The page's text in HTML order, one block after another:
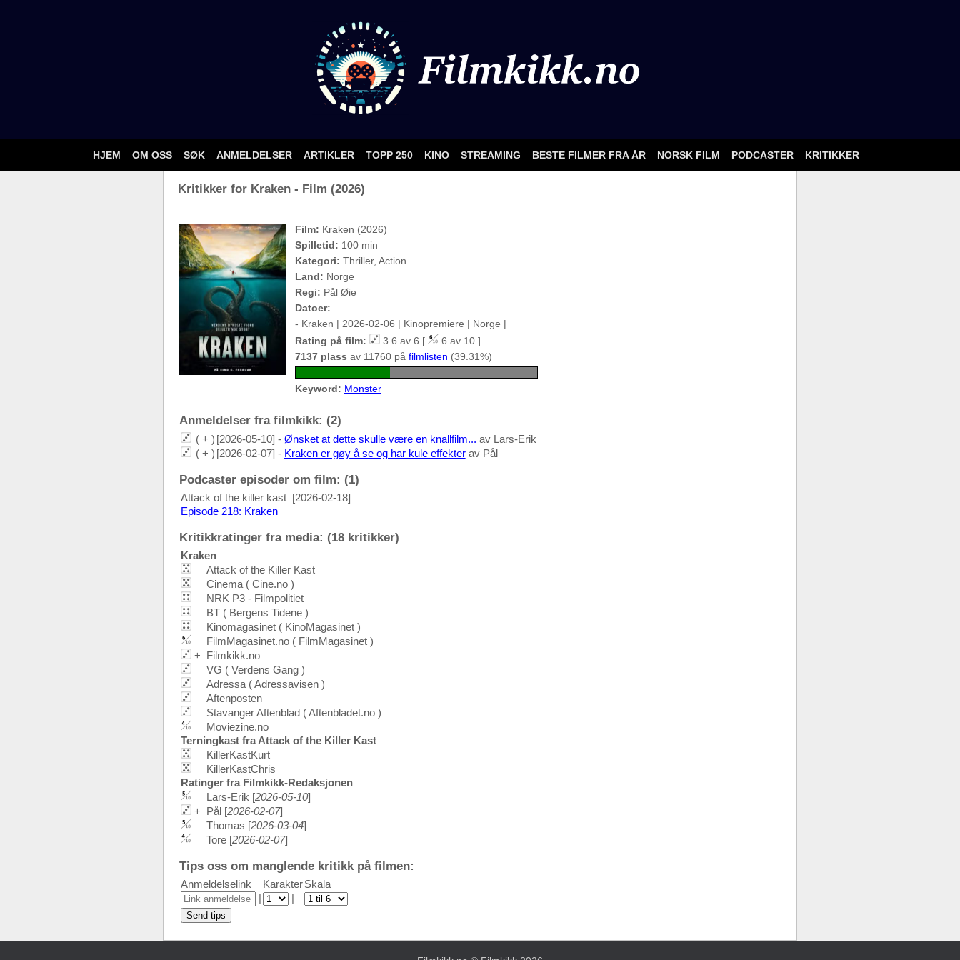
HJEM OM OSS SØK ANMELDELSER ARTIKLER TOPP 250 KINO STREAMING BESTE FILMER FRA ÅR NORSK FILM PODCASTER KRITIKKER
Kritikker for Kraken - Film (2026)
Film: Kraken (2026)
Spilletid: 100 min
Kategori: Thriller, Action
Land: Norge
Regi: Pål Øie
Datoer:
- Kraken | 2026-02-06 | Kinopremiere | Norge |
Rating på film:
3.6 av 6 [
6 av 10 ]
7137 plass av 11760 på filmlisten (39.31%)
Keyword: Monster
Anmeldelser fra filmkikk: (2)
( + ) [2026-05-10] - Ønsket at dette skulle være en knallfilm... av Lars-Erik
( + ) [2026-02-07] - Kraken er gøy å se og har kule effekterav Pål
Podcaster episoder om film: (1)
Attack of the killer kast [2026-02-18]
Episode 218: Kraken
Kritikkratinger fra media: (18 kritikker)
Kraken
Attack of the Killer Kast
Cinema ( Cine.no )
NRK P3 - Filmpolitiet
BT ( Bergens Tidene )
Kinomagasinet ( KinoMagasinet )
FilmMagasinet.no ( FilmMagasinet )
+ Filmkikk.no
VG ( Verdens Gang )
Adressa ( Adressavisen )
Aftenposten
Stavanger Aftenblad ( Aftenbladet.no )
Moviezine.no
Terningkast fra Attack of the Killer Kast
KillerKastKurt
KillerKastChris
Ratinger fra Filmkikk-Redaksjonen
Lars-Erik [2026-05-10]
+ Pål [2026-02-07]
Thomas [2026-03-04]
Tore [2026-02-07]
Tips oss om manglende kritikk på filmen:
Anmeldelselink KarakterSkala
|
|